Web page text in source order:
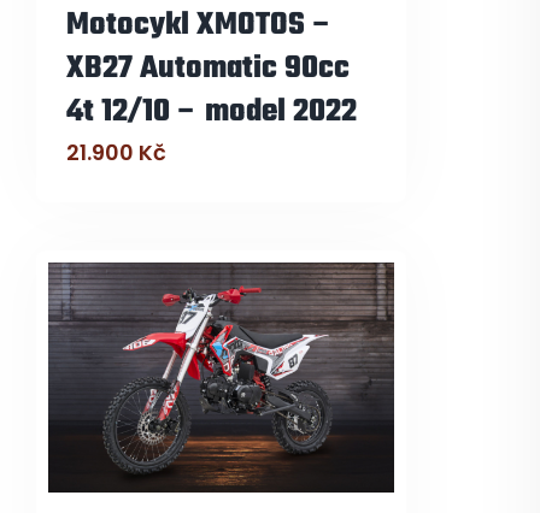
Motocykl XMOTOS –
XB27 Automatic 90cc
4t 12/10 – model 2022
21.900 Kč